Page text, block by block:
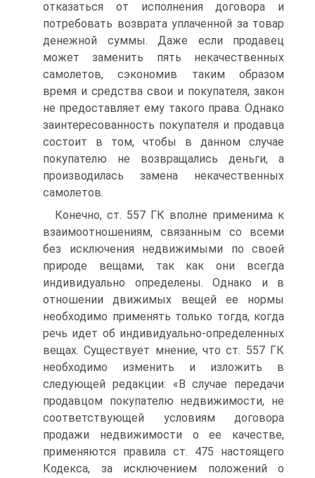
отказаться от исполнения договора и
потребовать возврата уплаченной за товар
денежной суммы. Даже если продавец
может заменить пять некачественных
самолетов, сэкономив таким образом
время и средства свои и покупателя, закон
не предоставляет ему такого права. Однако
заинтересованность покупателя и продавца
состоит в том, чтобы в данном случае
покупателю не возвращались деньги, а
производилась замена некачественных
самолетов.
Конечно, ст. 557 ГК вполне применима к
взаимоотношениям, связанным со всеми
без исключения недвижимыми по своей
природе вещами, так как они всегда
индивидуально определены. Однако и в
отношении движимых вещей ее нормы
необходимо применять только тогда, когда
речь идет об индивидуально-определенных
вещах. Существует мнение, что ст. 557 ГК
необходимо изменить и изложить в
следующей редакции: «В случае передачи
продавцом покупателю недвижимости, не
соответствующей условиям договора
продажи недвижимости о ее качестве,
применяются правила ст. 475 настоящего
Кодекса, за исключением положений о